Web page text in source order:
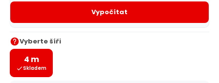
Vypočítat
Vyberte šíři
4 m
Skladem